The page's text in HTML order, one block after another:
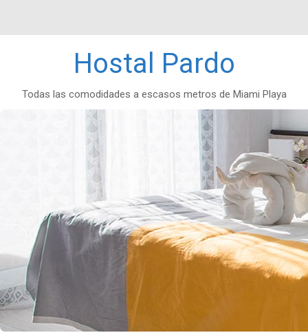
Hostal Pardo
Todas las comodidades a escasos metros de Miami Playa